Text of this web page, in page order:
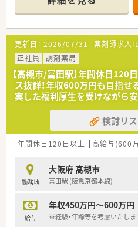
として給与が支給されます。
■看護休暇：小学校就学前の
た子の看護のために取得でき
■育児時間：生後満1歳に達し
1回30分の育児時間を取得で
■短時間勤務／小学校1年を
です。
＼＼ こんな薬局です ／／
■高槻市駅から車で8分。お車
■スーパーマーケット内にあ
■待ち時間はお買い物に行か
って調剤業務にご従事頂けま
■月火水金／09：00～19：00
■整形外科の処方箋がメイン
＼＼ こんな方にオススメで
■子育て支援制度を活用して
ご勤務したい方！
す。
■薬剤師は正社員2名とパー
2名体制を維持することで無
【募集背景と求める人物像に
■在宅業務の拡大に伴う組織
現場をリードしていただける
■居宅や施設への訪問が中心
保有し、運転業務をマストで
■指示されたことだけでなく
に動ける方であれば、年齢を
【法人特徴について】
■大阪府内にて調剤薬局4店舗
■代表自身が現役の薬剤師と
課題や意見が経営層にダイ
す。
掲げており、個人の頑張りが
更新日： 2026/07/31 薬剤師求人ID
正社員
調剤薬局
【高槻市/富田駅】年間休日120
ス抜群！年収600万円も目指せ
実した福利厚生を受けながら
検討リ
年間休日120日以上 高給与(600
勤務地
大阪府 高槻市
富田駅 (阪急京都本線)
給与
年収450万円～600万円
※経験・年齢等を考慮いたしま